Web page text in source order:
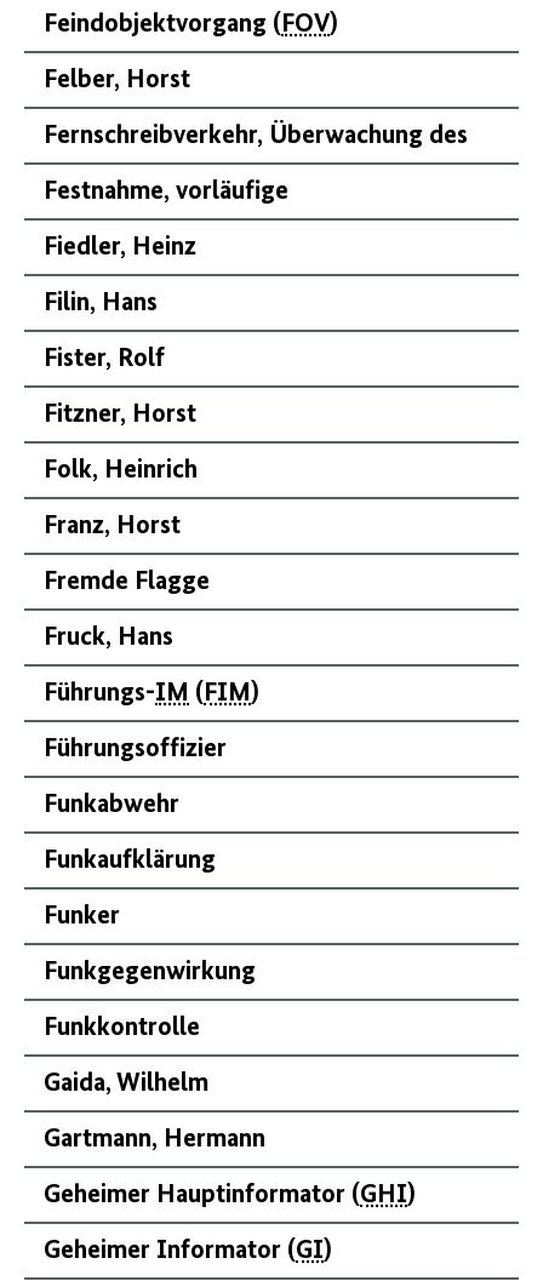
Feindobjektvorgang ( FOV)
Felber, Horst
Fernschreibverkehr, Überwachung des
Festnahme, vorläufige
Fiedler, Heinz
Filin, Hans
Fister, Rolf
Fitzner, Horst
Folk, Heinrich
Franz, Horst
Fremde Flagge
Fruck, Hans
Führungs-IM ( FIM )
Führungsoffizier
Funkabwehr
Funkaufklärung
Funker
Funkgegenwirkung
Funkkontrolle
Gaida, Wilhelm
Gartmann, Hermann
Geheimer Hauptinformator (GHI)
Geheimer Informator (GI)